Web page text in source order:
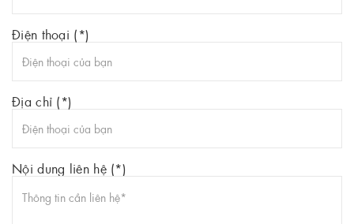
Điện thoại (*)
Địa chỉ (*)
Nội dung liên hệ (*)